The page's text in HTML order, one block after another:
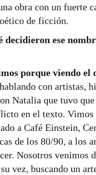
obra con un fuerte
de ficción.
decidieron ese
porque viendo el
con artistas,
Natalia que tuvo
en el texto. Vimos
a Café Einstein,
de los 80/90, a los
Nosotros venimos
vez, buscando un